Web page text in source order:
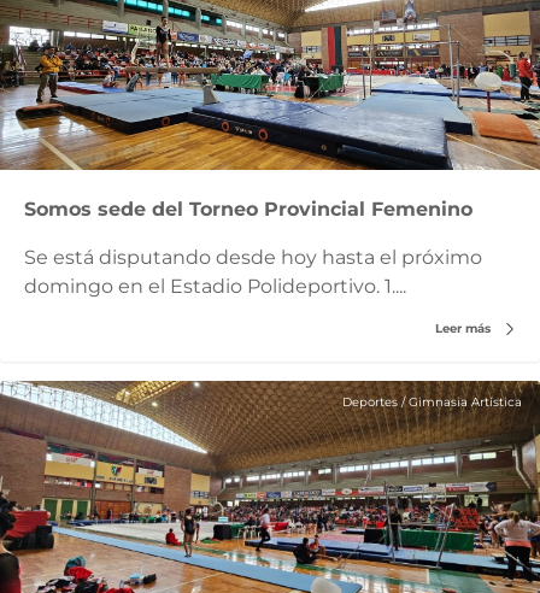
Somos sede del Torneo Provincial Femenino
Se está disputando desde hoy hasta el próximo
domingo en el Estadio Polideportivo. 1....
Leer más
Deportes / Gimnasia Artística